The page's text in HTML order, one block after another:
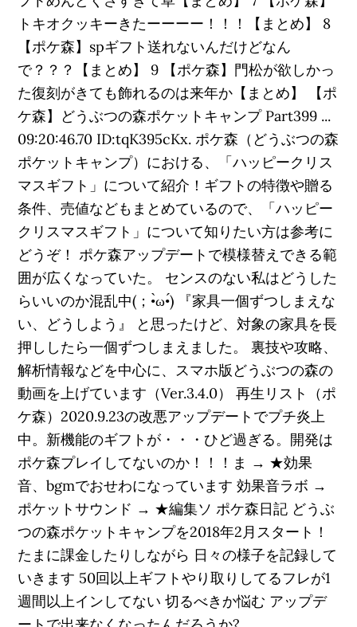
トキオクッキーきたーーーー！！！【まとめ】 8
【ポケ森】spギフト送れないんだけどなん
で？？？【まとめ】 9 【ポケ森】門松が欲しかっ
た復刻がきても飾れるのは来年か【まとめ】 【ポ
ケ森】どうぶつの森ポケットキャンプ Part399 ...
09:20:46.70 ID:tqK395cKx. ポケ森（どうぶつの森
ポケットキャンプ）における、「ハッピークリス
マスギフト」について紹介！ギフトの特徴や贈る
条件、売値などもまとめているので、「ハッピー
クリスマスギフト」について知りたい方は参考に
どうぞ！ ポケ森アップデートで模様替えできる範
囲が広くなっていた。 センスのない私はどうした
らいいのか混乱中(；•̀ω•́) 『家具一個ずつしまえな
い、どうしよう』 と思ったけど、対象の家具を長
押ししたら一個ずつしまえました。 裏技や攻略、
解析情報などを中心に、スマホ版どうぶつの森の
動画を上げています（Ver.3.4.0） 再生リスト（ポ
ケ森）2020.9.23の改悪アップデートでプチ炎上
中。新機能のギフトが・・・ひど過ぎる。開発は
ポケ森プレイしてないのか！！！ま → ★効果
音、bgmでおせわになっています 効果音ラボ →
ポケットサウンド → ★編集ソ ポケ森日記 どうぶ
つの森ポケットキャンプを2018年2月スタート！
たまに課金したりしながら 日々の様子を記録して
いきます 50回以上ギフトやり取りしてるフレが1
週間以上インしてない 切るべきか悩む アップデ